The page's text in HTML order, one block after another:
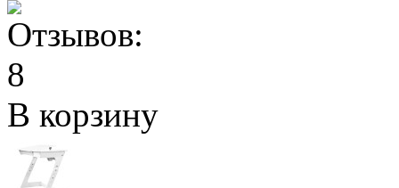
В корзину